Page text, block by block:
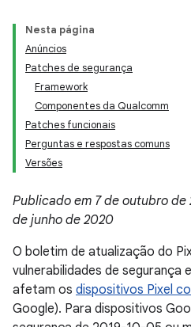
Nesta página
Anúncios
Patches de segurança
Framework
Componentes da Qualcomm
Patches funcionais
Perguntas e respostas comuns
Versões
Publicado em 7 de outubro de
de junho de 2020
O boletim de atualização do
vulnerabilidades de segurança
afetam os dispositivos Pixel
Google). Para dispositivos